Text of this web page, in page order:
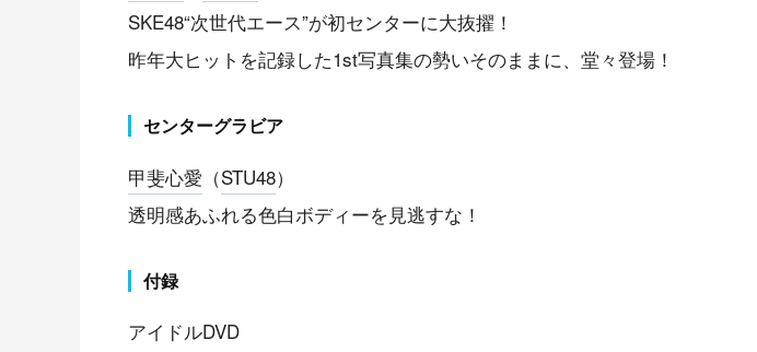
SKE48“次世代エース”が初センターに大抜擢！
昨年大ヒットを記録した1st写真集の勢いそのままに、堂々登場！
センターグラビア
甲斐心愛 （STU48）
透明感あふれる色白ボディーを見逃すな！
付録
アイドルDVD